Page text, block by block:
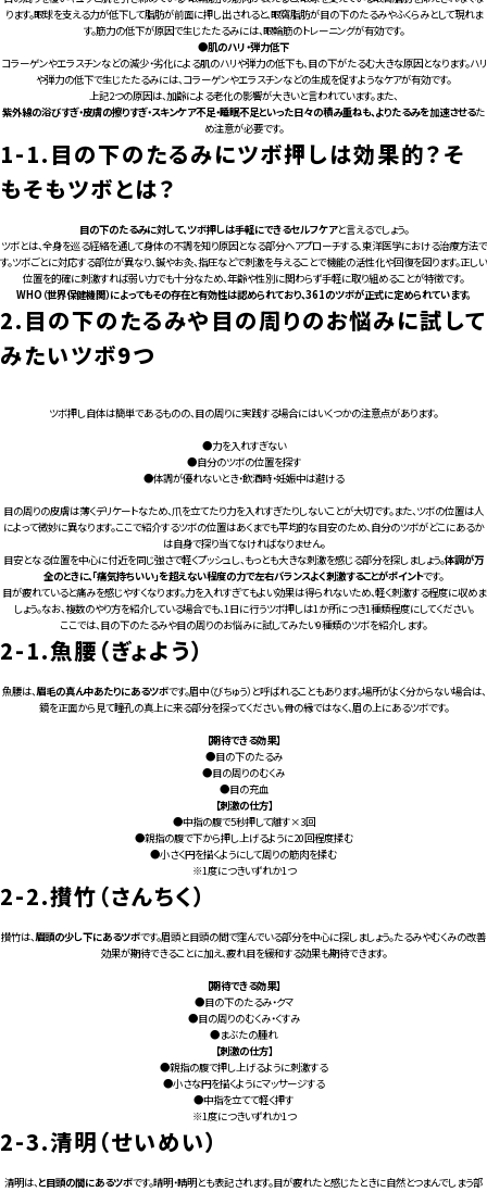
ります。眼球を支える力が低下して脂肪が前面に押し出されると、眼窩脂肪が目の下のたるみやふくらみとして現れま
す。筋力の低下が原因で生じたたるみには、眼輪筋のトレーニングが有効です。
●肌のハリ・弾力低下
コラーゲンやエラスチンなどの減少・劣化による肌のハリや弾力の低下も、目の下がたるむ大きな原因となります。ハリ
や弾力の低下で生じたたるみには、コラーゲンやエラスチンなどの生成を促すようなケアが有効です。
上記2つの原因は、加齢による老化の影響が大きいと言われています。また、
紫外線の浴びすぎ・皮膚の擦りすぎ・スキンケア不足・睡眠不足といった日々の積み重ねも、よりたるみを加速させるた
め注意が必要です。
1-1.目の下のたるみにツボ押しは効果的？そ
もそもツボとは？
目の下のたるみに対して、ツボ押しは手軽にできるセルフケアと言えるでしょう。
ツボとは、全身を巡る経絡を通して身体の不調を知り原因となる部分へアプローチする、東洋医学における治療方法で
す。ツボごとに対応する部位が異なり、鍼やお灸、指圧などで刺激を与えることで機能の活性化や回復を図ります。正しい
位置を的確に刺激すれば弱い力でも十分なため、年齢や性別に関わらず手軽に取り組めることが特徴です。
WHO（世界保健機関）によってもその存在と有効性は認められており、361のツボが正式に定められています。
2. 目の下のたるみや目の周りのお悩みに試して
みたいツボ9つ
ツボ押し自体は簡単であるものの、目の周りに実践する場合にはいくつかの注意点があります。
●力を入れすぎない
●自分のツボの位置を探す
●体調が優れないとき・飲酒時・妊娠中は避ける
目の周りの皮膚は薄くデリケートなため、爪を立てたり力を入れすぎたりしないことが大切です。また、ツボの位置は人
によって微妙に異なります。ここで紹介するツボの位置はあくまでも平均的な目安のため、自分のツボがどこにあるか
は自身で探り当てなければなりません。
目安となる位置を中心に付近を同じ強さで軽くプッシュし、もっとも大きな刺激を感じる部分を探しましょう。体調が万
全のときに、「痛気持ちいい」を超えない程度の力で左右バランスよく刺激することがポイントです。
目が疲れていると痛みを感じやすくなります。力を入れすぎてもよい効果は得られないため、軽く刺激する程度に収めま
しょう。なお、複数のやり方を紹介している場合でも、1日に行うツボ押しは1か所につき1種類程度にしてください。
ここでは、目の下のたるみや目の周りのお悩みに試してみたい9種類のツボを紹介します。
2-1.魚腰（ぎょよう）
魚腰は、眉毛の真ん中あたりにあるツボです。眉中（びちゅう）と呼ばれることもあります。場所がよく分からない場合は、
鏡を正面から見て瞳孔の真上に来る部分を探ってください。骨の縁ではなく、眉の上にあるツボです。
【期待できる効果】
●目の下のたるみ
●目の周りのむくみ
●目の充血
【刺激の仕方】
●中指の腹で5秒押して離す×3回
●親指の腹で下から押し上げるように20回程度揉む
●小さく円を描くようにして周りの筋肉を揉む
※1度につきいずれか1つ
2-2.攅竹（さんちく）
攅竹は、眉頭の少し下にあるツボです。眉頭と目頭の間で窪んでいる部分を中心に探しましょう。たるみやむくみの改善
効果が期待できることに加え、疲れ目を緩和する効果も期待できます。
【期待できる効果】
●目の下のたるみ・クマ
●目の周りのむくみ・くすみ
●まぶたの腫れ
【刺激の仕方】
●親指の腹で押し上げるように刺激する
●小さな円を描くようにマッサージする
●中指を立てて軽く押す
※1度につきいずれか1つ
2-3.清明（せいめい）
清明は、と目頭の間にあるツボです。晴明・睛明とも表記されます。目が疲れたと感じたときに自然とつまんでしまう部